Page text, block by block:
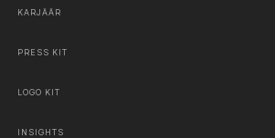
KARJÄÄR
PRESS KIT
LOGO KIT
INSIGHTS